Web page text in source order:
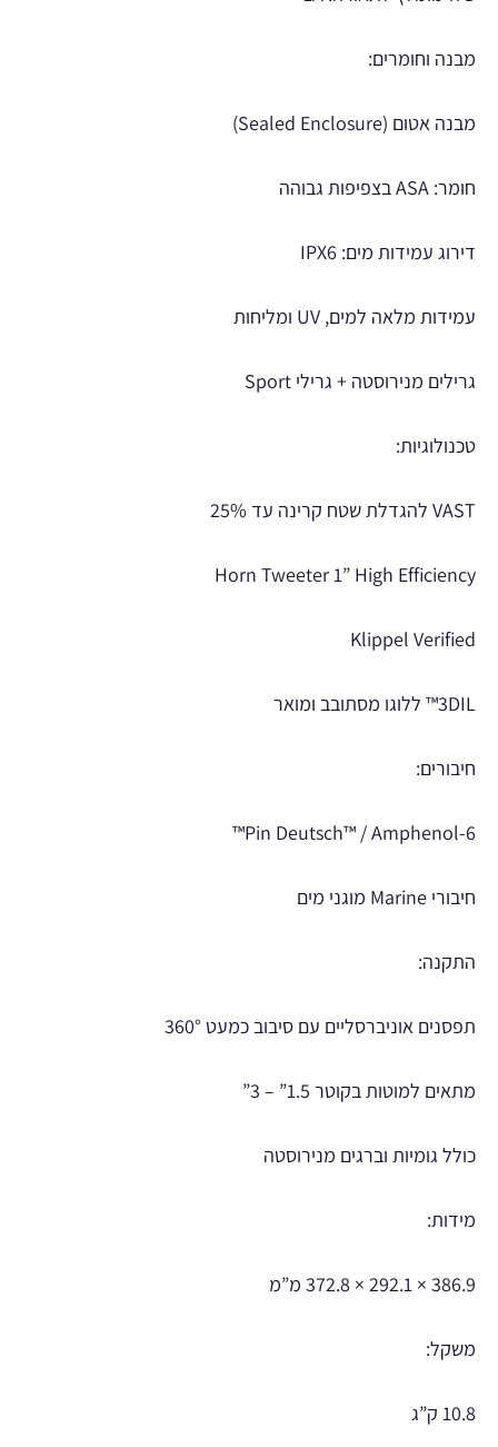
מבנה וחומרים:
מבנה אטום (Sealed Enclosure)
חומר: ASA בצפיפות גבוהה
דירוג עמידות מים: IPX6
עמידות מלאה למים, UV ומליחות
גרילים מנירוסטה + גרילי Sport
טכנולוגיות:
VAST להגדלת שטח קרינה עד 25%
Horn Tweeter 1” High Efficiency
Klippel Verified
3DIL™ ללוגו מסתובב ומואר
חיבורים:
6-Pin Deutsch™ / Amphenol™
חיבורי Marine מוגני מים
התקנה:
תפסנים אוניברסליים עם סיבוב כמעט 360°
מתאים למוטות בקוטר 1.5” – 3”
כולל גומיות וברגים מנירוסטה
מידות:
386.9 × 292.1 × 372.8 מ”מ
משקל:
10.8 ק”ג